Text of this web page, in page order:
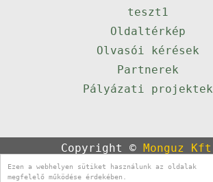
Ezen a webhelyen sütiket használunk az oldalak
megfelelő működése érdekében.
teszt1
Oldaltérkép
Olvasói kérések
Partnerek
Pályázati projektek
Copyright © Monguz Kft
Powered byQulto